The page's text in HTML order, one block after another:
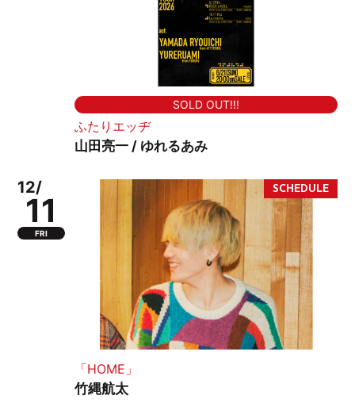
SOLD OUT!!!
ふたりエッヂ
山田亮一 / ゆれるあみ
12/
11
FRI
「HOME」
竹縄航太